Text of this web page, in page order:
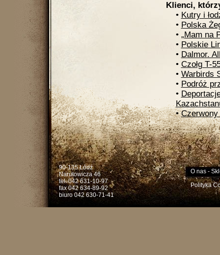
Klienci,
• Kutry i
• Polska
• „Mam na
• Polskie
• Dalmor.
• Czołg T-
• Warbirds
• Podróż
•
• Czerwony
90-135 Łódź
Narutowicza 46
tel. 042 631-10-97
fax 042 634-89-92
biuro 042 630-71-41
O nas-
Polityka